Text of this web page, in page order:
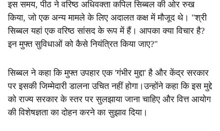
इस समय, पीठ ने वरिष्ठ अधिवक्ता कपिल सिब्बल की ओर रुख
किया, जो एक अन्य मामले के लिए अदालत कक्ष में मौजूद थे। "श्री
सिब्बल यहां एक वरिष्ठ सांसद के रूप में हैं। आपका क्या विचार है?
इन मुफ्त सुविधाओं को कैसे नियंत्रित किया जाए?"
सिब्बल ने कहा कि मुफ्त उपहार एक 'गंभीर मुद्दा' है और केंद्र सरकार
पर इसकी जिम्मेदारी डालना उचित नहीं होगा।उन्होंने कहा कि इस मुद्दे
को राज्य सरकार के स्तर पर सुलझाया जाना चाहिए और वित्त आयोग
की विशेषज्ञता का दोहन करने का सुझाव दिया।